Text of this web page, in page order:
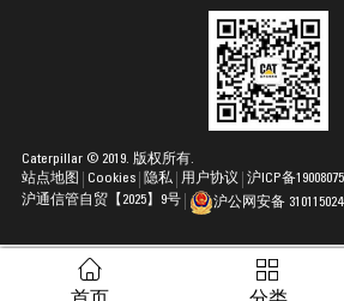
站点地图 Cookies 隐私 用户协议
Caterpillar © 2019. 版权所有.
沪ICP备
沪通信管自贸【2025】9号
沪公网安备